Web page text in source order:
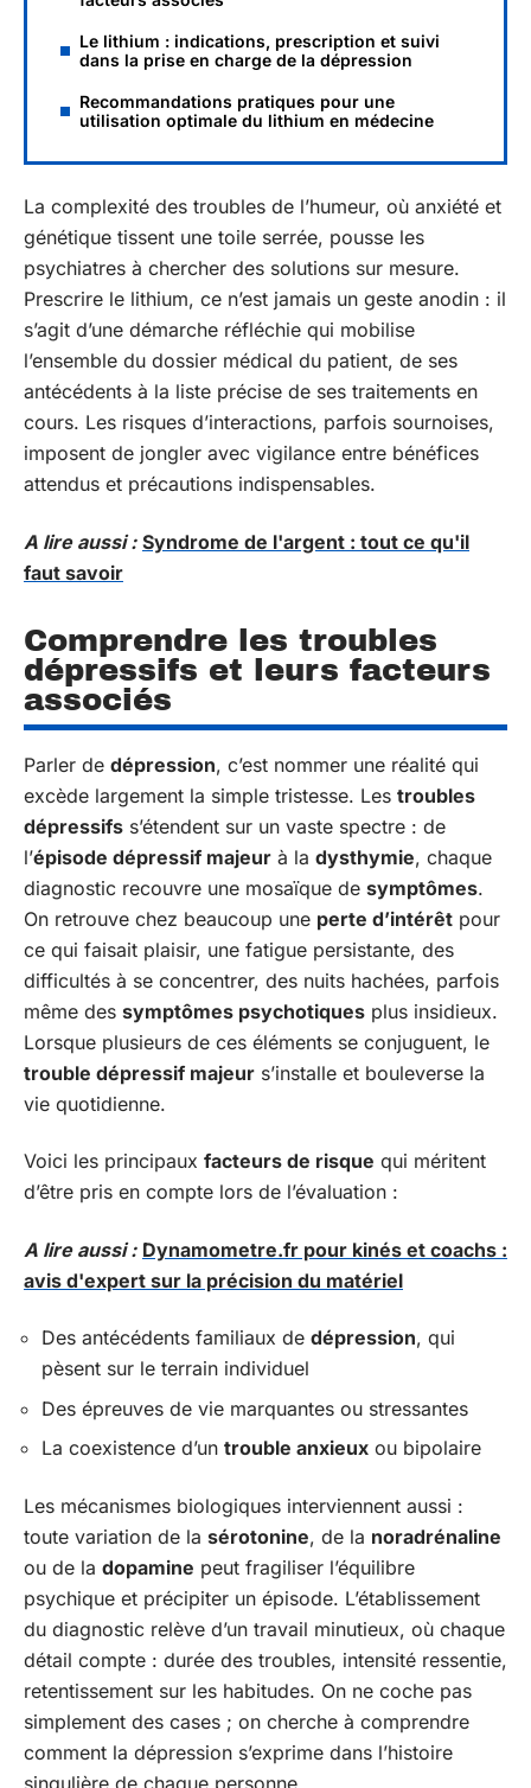
Le lithium : indications, prescription et suivi
dans la prise en charge de la dépression
Recommandations pratiques pour une
utilisation optimale du lithium en médecine
La complexité des troubles de l’humeur, où anxiété et
génétique tissent une toile serrée, pousse les
psychiatres à chercher des solutions sur mesure.
Prescrire le lithium, ce n’est jamais un geste anodin : il
s’agit d’une démarche réfléchie qui mobilise
l’ensemble du dossier médical du patient, de ses
antécédents à la liste précise de ses traitements en
cours. Les risques d’interactions, parfois sournoises,
imposent de jongler avec vigilance entre bénéfices
attendus et précautions indispensables.
A lire aussi : Syndrome de l'argent : tout ce qu'il
faut savoir
Comprendre les troubles
dépressifs et leurs facteurs
associés
Parler de dépression, c’est nommer une réalité qui
excède largement la simple tristesse. Les troubles
dépressifs s’étendent sur un vaste spectre : de
l’épisode dépressif majeur à la dysthymie, chaque
diagnostic recouvre une mosaïque de symptômes.
On retrouve chez beaucoup une perte d’intérêt pour
ce qui faisait plaisir, une fatigue persistante, des
difficultés à se concentrer, des nuits hachées, parfois
même des symptômes psychotiques plus insidieux.
Lorsque plusieurs de ces éléments se conjuguent, le
trouble dépressif majeur s’installe et bouleverse la
vie quotidienne.
Voici les principaux facteurs de risque qui méritent
d’être pris en compte lors de l’évaluation :
A lire aussi : Dynamometre.fr pour kinés et coachs :
avis d'expert sur la précision du matériel
Des antécédents familiaux de dépression, qui
pèsent sur le terrain individuel
Des épreuves de vie marquantes ou stressantes
La coexistence d’un trouble anxieux ou bipolaire
Les mécanismes biologiques interviennent aussi :
toute variation de la sérotonine, de la noradrénaline
ou de la dopamine peut fragiliser l’équilibre
psychique et précipiter un épisode. L’établissement
du diagnostic relève d’un travail minutieux, où chaque
détail compte : durée des troubles, intensité ressentie,
retentissement sur les habitudes. On ne coche pas
simplement des cases ; on cherche à comprendre
comment la dépression s’exprime dans l’histoire
singulière de chaque personne.